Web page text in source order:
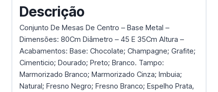
Descrição
Conjunto De Mesas De Centro – Base Metal –
Dimensões: 80Cm Diâmetro – 45 E 35Cm Altura –
Acabamentos: Base: Chocolate; Champagne; Grafite;
Cimenticio; Dourado; Preto; Branco. Tampo:
Marmorizado Branco; Marmorizado Cinza; Imbuia;
Natural; Fresno Negro; Fresno Branco; Espelho Prata,